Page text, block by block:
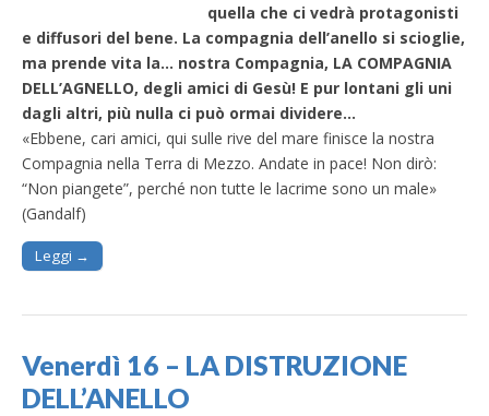
quella che ci vedrà protagonisti
e diffusori del bene. La compagnia dell’anello si scioglie,
ma prende vita la… nostra Compagnia, LA COMPAGNIA
DELL’AGNELLO, degli amici di Gesù! E pur lontani gli uni
dagli altri, più nulla ci può ormai dividere…
«Ebbene, cari amici, qui sulle rive del mare finisce la nostra
Compagnia nella Terra di Mezzo. Andate in pace! Non dirò:
“Non piangete”, perché non tutte le lacrime sono un male»
(Gandalf)
Leggi →
Venerdì 16 – LA DISTRUZIONE
DELL’ANELLO